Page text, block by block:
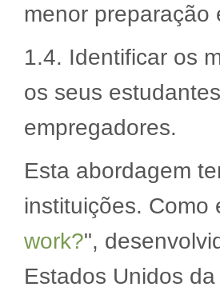
menor preparação
1.4. Identificar os
os seus
empregadores.
Esta abordagem
instituições. Como
work?",
Estados Unidos da